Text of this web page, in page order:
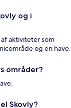
og i
aktiviteter som
og en have.
områder?
Skovly?